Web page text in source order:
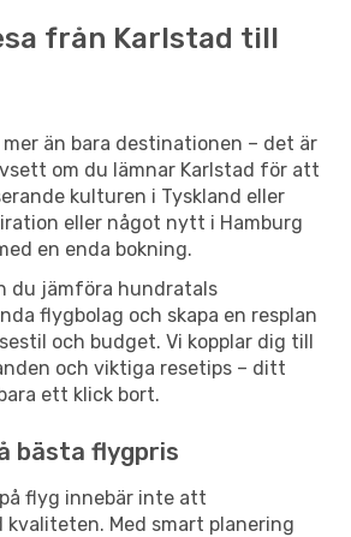
från Karlstad till
mer än bara destinationen – det är
om du lämnar Karlstad för att
kulturen i Tyskland eller
eller något nytt i Hamburg
en enda bokning.
du jämföra hundratals
flygbolag och skapa en resplan
och budget. Vi kopplar dig till
och viktiga resetips – ditt
ett klick bort.
bästa flygpris
flyg innebär inte att
kvaliteten. Med smart planering